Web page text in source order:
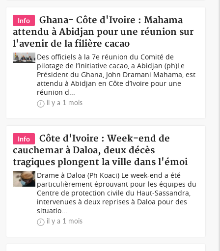
Info
Ghana- Côte d'Ivoire : Mahama
attendu à Abidjan pour une réunion sur
l'avenir de la filière cacao
Des officiels à la 7e réunion du Comité de
pilotage de l’Initiative cacao, a Abidjan (ph)Le
Président du Ghana, John Dramani Mahama, est
attendu à Abidjan en Côte d’Ivoire pour une
réunion d...
il y a 1 mois
Info
Côte d'Ivoire : Week-end de
cauchemar à Daloa, deux décès
tragiques plongent la ville dans l'émoi
Drame à Daloa (Ph Koaci) Le week-end a été
particulièrement éprouvant pour les équipes du
Centre de protection civile du Haut-Sassandra,
intervenues à deux reprises à Daloa pour des
situatio...
il y a 1 mois